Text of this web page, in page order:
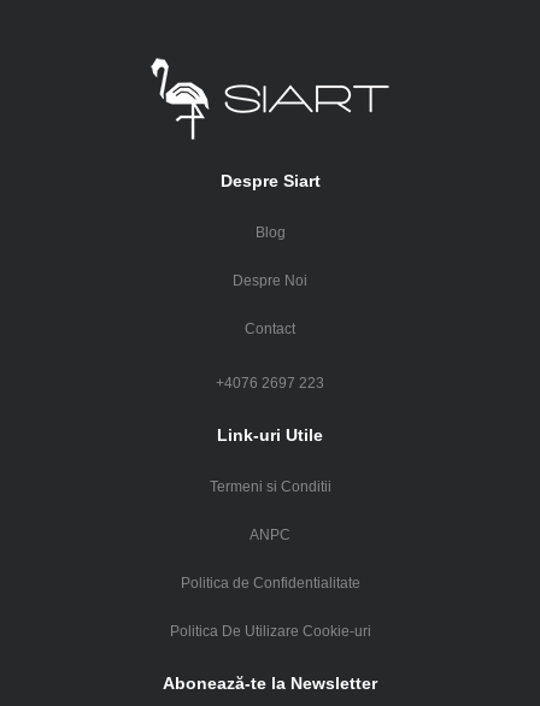
Despre Siart
Blog
Despre Noi
Contact
+4076 2697 223
Link-uri Utile
Termeni si Conditii
ANPC
Politica de Confidentialitate
Politica De Utilizare Cookie-uri
Abonează-te la Newsletter